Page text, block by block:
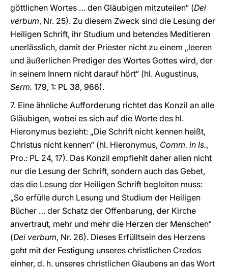
göttlichen Wortes … den Gläubigen mitzuteilen“ (Dei
verbum, Nr. 25). Zu diesem Zweck sind die Lesung der
Heiligen Schrift, ihr Studium und betendes Meditieren
unerlässlich, damit der Priester nicht zu einem „leeren
und äußerlichen Prediger des Wortes Gottes wird, der
in seinem Innern nicht darauf hört“ (hl. Augustinus,
Serm. 179, 1: PL 38, 966).
7. Eine ähnliche Aufforderung richtet das Konzil an alle
Gläubigen, wobei es sich auf die Worte des hl.
Hieronymus bezieht: „Die Schrift nicht kennen heißt,
Christus nicht kennen“ (hl. Hieronymus, Comm. in Is.,
Pro.: PL 24, 17). Das Konzil empfiehlt daher allen nicht
nur die Lesung der Schrift, sondern auch das Gebet,
das die Lesung der Heiligen Schrift begleiten muss:
„So erfülle durch Lesung und Studium der Heiligen
Bücher … der Schatz der Offenbarung, der Kirche
anvertraut, mehr und mehr die Herzen der Menschen“
(Dei verbum, Nr. 26). Dieses Erfülltsein des Herzens
geht mit der Festigung unseres christlichen Credos
einher, d. h. unseres christlichen Glaubens an das Wort